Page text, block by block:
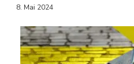
8. Mai 2024